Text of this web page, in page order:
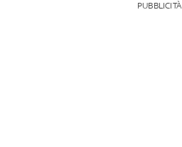
PUBBLICITÀ